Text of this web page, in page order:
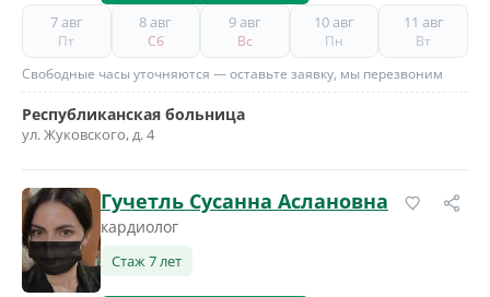
7 авг
Пт
8 авг
Сб
9 авг
Вс
10 авг
Пн
11 авг
Вт
Свободные часы уточняются — оставьте заявку, мы перезвоним
Республиканская больница
ул. Жуковского, д. 4
Гучетль Сусанна Аслановна
кардиолог
Стаж 7 лет